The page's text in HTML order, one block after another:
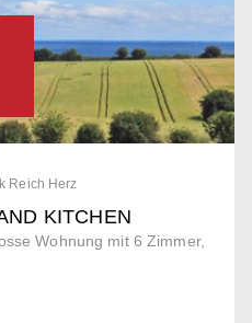
Reich Herz
KITCHEN
Wohnung mit 6 Zimmer,